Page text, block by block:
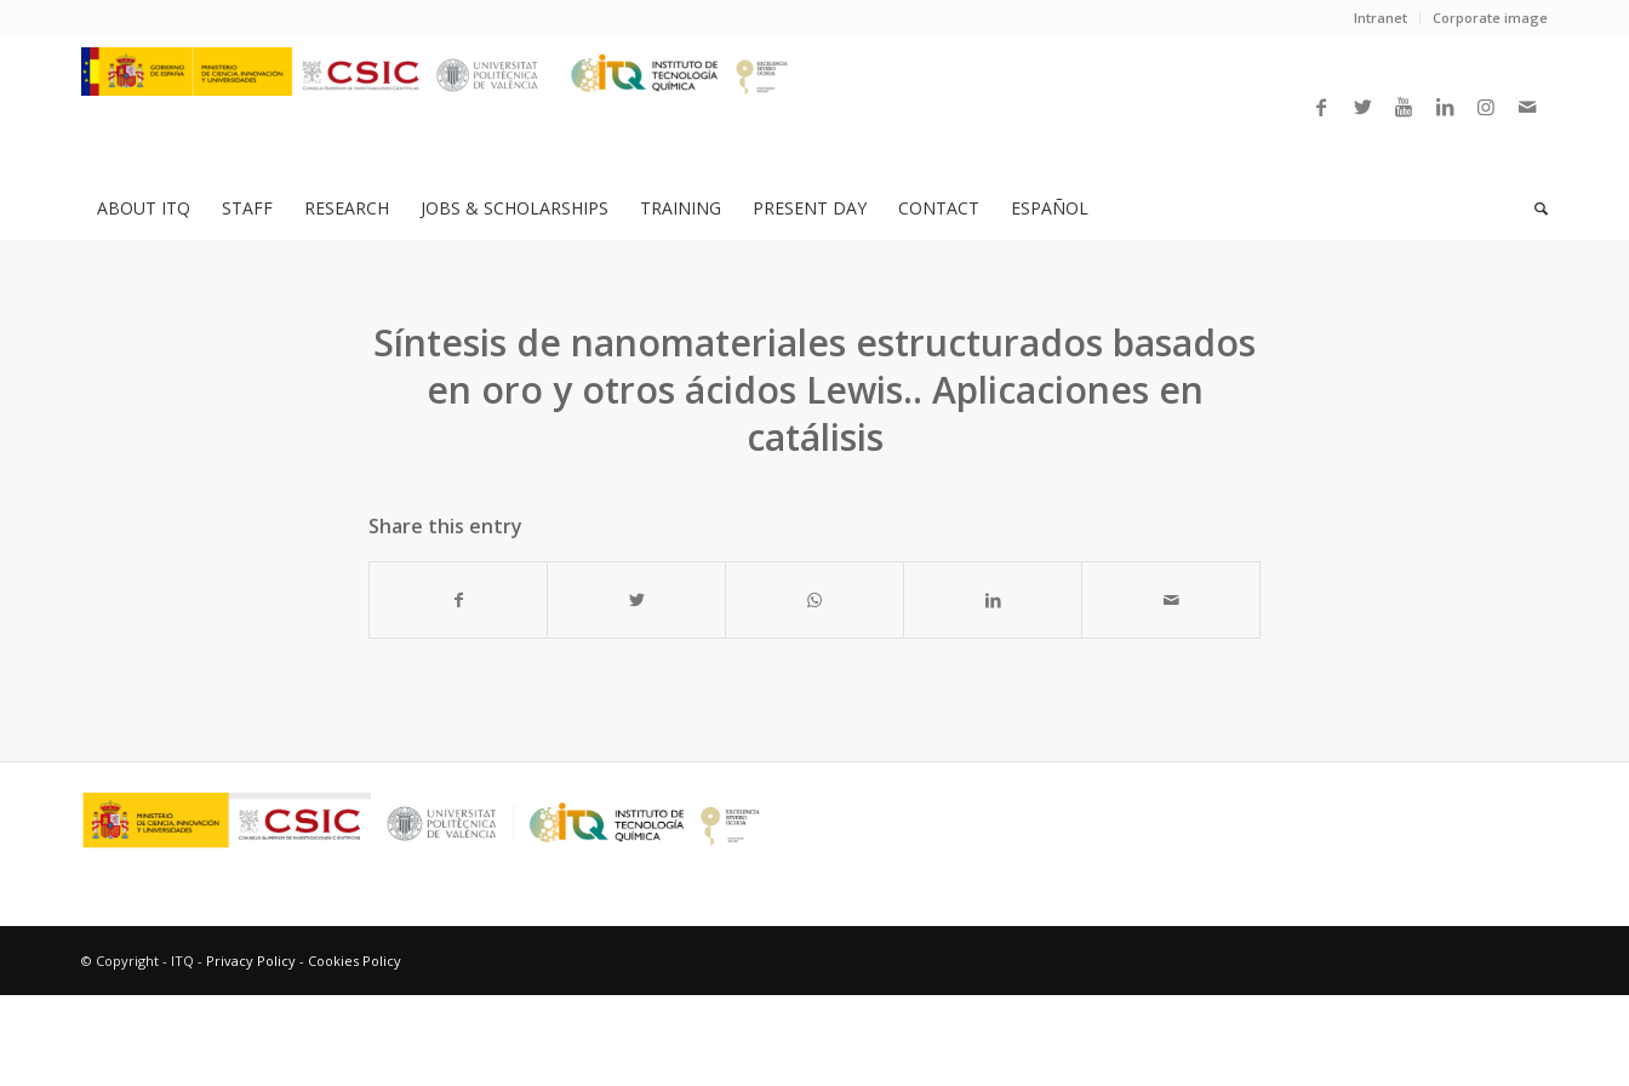
Intranet Corporate image
ABOUT ITQ STAFF RESEARCH JOBS & SCHOLARSHIPS TRAINING PRESENT DAY CONTACT ESPAÑOL
Síntesis de nanomateriales estructurados basados
en oro y otros ácidos Lewis.. Aplicaciones en
catálisis
Share this entry
© Copyright - ITQ - Privacy Policy - Cookies Policy